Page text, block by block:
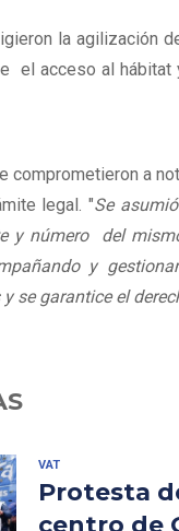
la agilización
el acceso al hábitat
comprometieron a
legal. "Se
y número del
y
se garantice el
VAT
Protesta
centro de